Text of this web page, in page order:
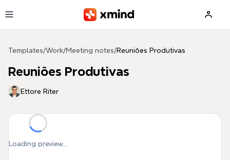
Templates/Work/Meeting notes/Reuniões Produtivas
Reuniões Produtivas
Ettore Riter
Loading preview...